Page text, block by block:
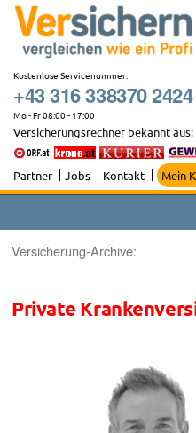
Zum
Inhalt
springen
Kostenlose Servicenummer:
+43 316 338370 2424
Mo - Fr 08:00 - 17:00
Versicherungsrechner bekannt aus:
Partner Jobs Kontakt Mein
Versicherung-Archive:
Private